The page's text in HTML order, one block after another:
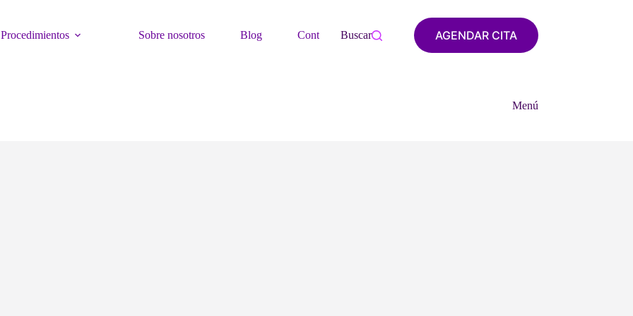
Procedimientos Sobre nosotros Blog Contacto Buscar AGENDAR CITA
Menú